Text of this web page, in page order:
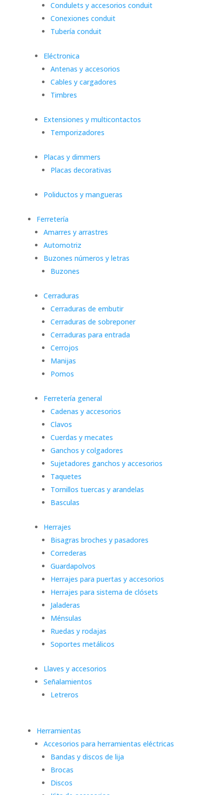
Condulets y accesorios conduit
Conexiones conduit
Tubería conduit
Eléctronica
Antenas y accesorios
Cables y cargadores
Timbres
Extensiones y multicontactos
Temporizadores
Placas y dimmers
Placas decorativas
Poliductos y mangueras
Ferretería
Amarres y arrastres
Automotriz
Buzones números y letras
Buzones
Cerraduras
Cerraduras de embutir
Cerraduras de sobreponer
Cerraduras para entrada
Cerrojos
Manijas
Pomos
Ferretería general
Cadenas y accesorios
Clavos
Cuerdas y mecates
Ganchos y colgadores
Sujetadores ganchos y accesorios
Taquetes
Tornillos tuercas y arandelas
Basculas
Herrajes
Bisagras broches y pasadores
Correderas
Guardapolvos
Herrajes para puertas y accesorios
Herrajes para sistema de clósets
Jaladeras
Ménsulas
Ruedas y rodajas
Soportes metálicos
Llaves y accesorios
Señalamientos
Letreros
Herramientas
Accesorios para herramientas eléctricas
Bandas y discos de lija
Brocas
Discos